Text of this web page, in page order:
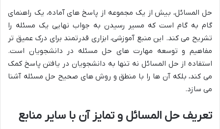
حل المسائل، بیش از یک مجموعه از پاسخ های آماده، یک راهنمای
گام به گام است که مسیر رسیدن به جواب نهایی یک مسئله را
تشریح می کند. این منبع آموزشی، ابزاری قدرتمند برای درک عمیق تر
مفاهیم و توسعه مهارت های حل مسئله در دانشجویان است.
استفاده از حل المسائل نه تنها به دانشجویان در یافتن پاسخ کمک
می کند، بلکه آن ها را با منطق و روش های صحیح حل مسئله آشنا
می سازد.
تعریف حل المسائل و تمایز آن با سایر منابع